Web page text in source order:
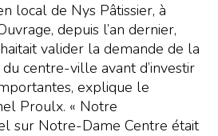
local de Nys Pâtissier, à
depuis l’an dernier,
valider la demande de la
centre-ville avant d’investir
explique le
Proulx. « Notre
sur Notre-Dame Centre était